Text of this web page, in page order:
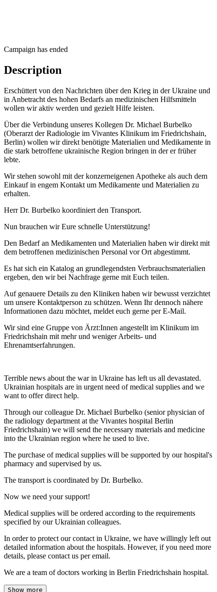
Campaign has ended
Description
Erschüttert von den Nachrichten über den Krieg in der Ukraine und
in Anbetracht des hohen Bedarfs an medizinischen Hilfsmitteln
wollen wir aktiv werden und gezielt Hilfe leisten.
Über die Verbindung unseres Kollegen Dr. Michael Burbelko
(Oberarzt der Radiologie im Vivantes Klinikum im Friedrichshain,
Berlin) wollen wir direkt benötigte Materialien und Medikamente in
die stark betroffene ukrainische Region bringen in der er früher
lebte.
Wir stehen sowohl mit der konzerneigenen Apotheke als auch dem
Einkauf in engem Kontakt um Medikamente und Materialien zu
erhalten.
Herr Dr. Burbelko koordiniert den Transport.
Nun brauchen wir Eure schnelle Unterstützung!
Den Bedarf an Medikamenten und Materialien haben wir direkt mit
dem betroffenen medizinischen Personal vor Ort abgestimmt.
Es hat sich ein Katalog an grundlegendsten Verbrauchsmaterialien
ergeben, den wir bei Nachfrage gerne mit Euch teilen.
Auf genauere Details zu den Kliniken haben wir bewusst verzichtet
um unsere Kontaktperson zu schützen. Wenn Ihr dennoch nähere
Informationen dazu möchtet, meldet euch gerne per E-Mail.
Wir sind eine Gruppe von Ärzt:Innen angestellt im Klinikum im
Friedrichshain mit mehr und weniger Arbeits- und
Ehrenamtserfahrungen.
Terrible news about the war in Ukraine has left us all devastated.
Ukrainian hospitals are in urgent need of medical supplies and we
want to offer direct help.
Through our colleague Dr. Michael Burbelko (senior physician of
the radiology department at the Vivantes hospital Berlin
Friedrichshain) we will send the necessary materials and medicine
into the Ukrainian region where he used to live.
The purchase of medical supplies will be supported by our hospital's
pharmacy and supervised by us.
The transport is coordinated by Dr. Burbelko.
Now we need your support!
Medical supplies will be ordered according to the requirements
specified by our Ukrainian colleagues.
In order to protect our contact in Ukraine, we have willingly left out
detailed information about the hospitals. However, if you need more
details, please contact us per email.
We are a team of doctors working in Berlin Friedrichshain hospital.
Show more